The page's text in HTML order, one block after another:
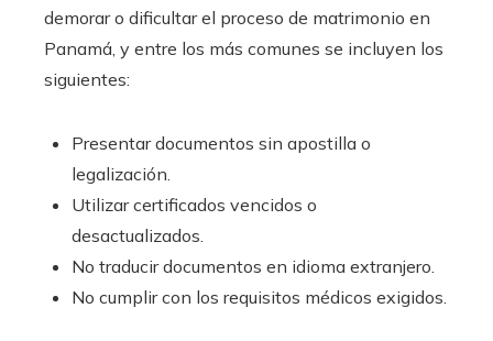
demorar o dificultar el proceso de matrimonio en
Panamá, y entre los más comunes se incluyen los
siguientes:
Presentar documentos sin apostilla o
legalización.
Utilizar certificados vencidos o
desactualizados.
No traducir documentos en idioma extranjero.
No cumplir con los requisitos médicos exigidos.